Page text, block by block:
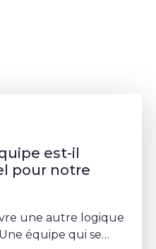
est-il
pour notre
une autre logique
équipe qui se